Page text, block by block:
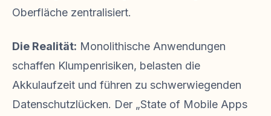
Oberfläche zentralisiert.
Die Realität: Monolithische Anwendungen
schaffen Klumpenrisiken, belasten die
Akkulaufzeit und führen zu schwerwiegenden
Datenschutzlücken. Der „State of Mobile Apps